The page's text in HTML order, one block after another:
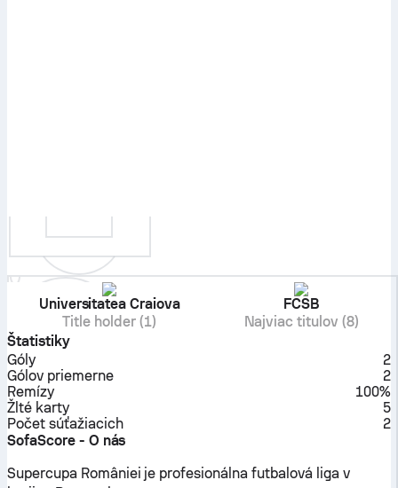
Universitatea Craiova
Title holder (1)
FCSB
Najviac titulov (8)
Štatistiky
Góly
2
Gólov priemerne
2
Remízy
100%
Žlté karty
5
Počet súťažiacich
2
SofaScore - O nás
Supercupa României je profesionálna futbalová liga v